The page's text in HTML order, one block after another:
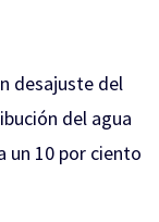
desajuste del
del agua
un 10 por ciento